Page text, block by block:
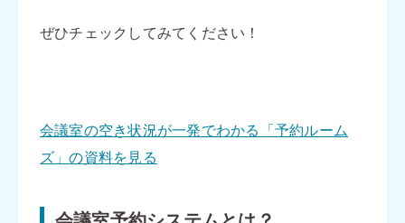
ぜひチェックしてみてください！
会議室の空き状況が一発でわかる「予約ルーム
ズ」の資料を見る